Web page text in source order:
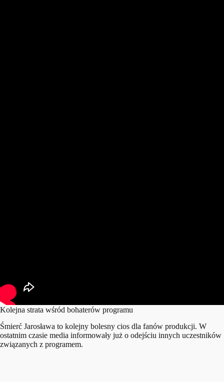
Kolejna strata wśród bohaterów programu
Śmierć Jarosława to kolejny bolesny cios dla fanów produkcji. W
ostatnim czasie media informowały już o odejściu innych uczestników
związanych z programem.